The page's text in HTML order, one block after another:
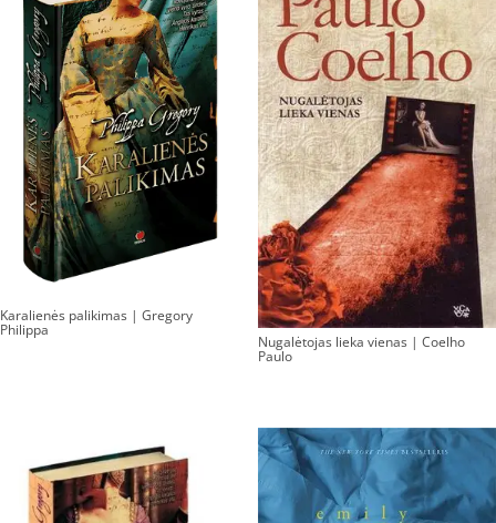
Karalienės palikimas | Gregory
Philippa
Nugalėtojas lieka vienas | Coelho
Paulo